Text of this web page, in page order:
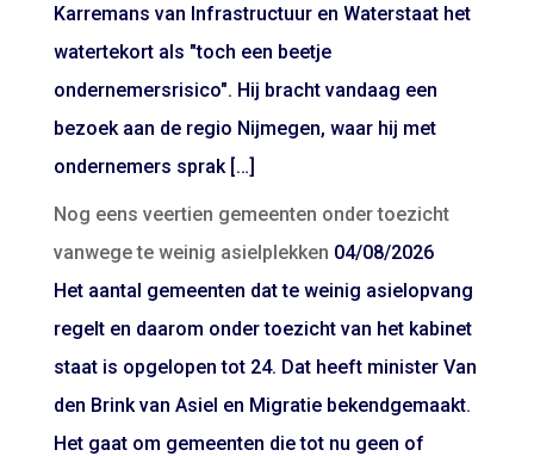
Karremans van Infrastructuur en Waterstaat het
watertekort als "toch een beetje
ondernemersrisico". Hij bracht vandaag een
bezoek aan de regio Nijmegen, waar hij met
ondernemers sprak […]
Nog eens veertien gemeenten onder toezicht
vanwege te weinig asielplekken 04/08/2026
Het aantal gemeenten dat te weinig asielopvang
regelt en daarom onder toezicht van het kabinet
staat is opgelopen tot 24. Dat heeft minister Van
den Brink van Asiel en Migratie bekendgemaakt.
Het gaat om gemeenten die tot nu geen of